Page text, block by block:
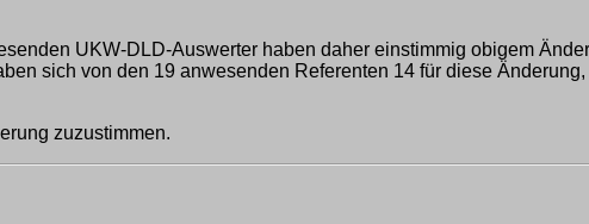
UKW-DLD-Auswerter haben daher einstimmig obigem
sich von den 19 anwesenden Referenten 14 für diese
zuzustimmen.